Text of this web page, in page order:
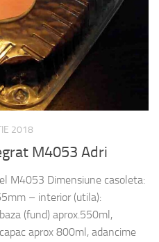
2018
M4053 Adri
M4053 Dimensiune casoleta:
– interior (utila):
(fund) aprox.550ml,
aprox 800ml, adancime